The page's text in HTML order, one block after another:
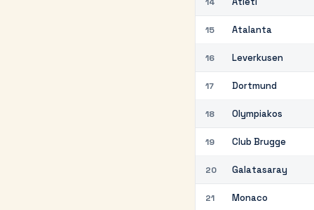
15 Atalanta
16 Leverkusen
17 Dortmund
18 Olympiakos
19 Club Brugge
20 Galatasaray
21 Monaco